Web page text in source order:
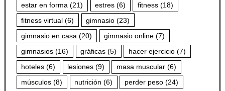
estar en forma (21) estres (6) fitness (18)
fitness virtual (6) gimnasio (23)
gimnasio en casa (20) gimnasio online (7)
gimnasios (16) gráficas (5) hacer ejercicio (7)
hoteles (6) lesiones (9) masa muscular (6)
músculos (8) nutrición (6) perder peso (24)